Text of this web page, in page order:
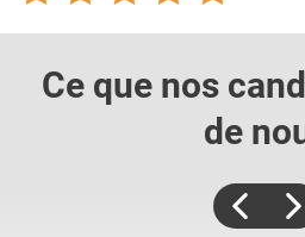
Ce que nos
de